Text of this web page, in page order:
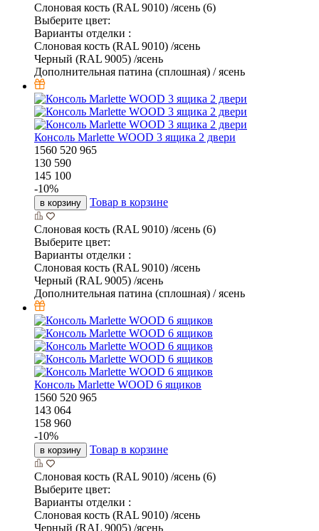
Слоновая кость (RAL 9010) /ясень (6)
Выберите цвет:
Варианты отделки :
Слоновая кость (RAL 9010) /ясень
Черный (RAL 9005) /ясень
Дополнительная патина (сплошная) / ясень
Консоль Marlette WOOD 3 ящика 2 двери
1560 520 965
130 590
145 100
-10%
в корзину Товар в корзине
Слоновая кость (RAL 9010) /ясень (6)
Выберите цвет:
Варианты отделки :
Слоновая кость (RAL 9010) /ясень
Черный (RAL 9005) /ясень
Дополнительная патина (сплошная) / ясень
Консоль Marlette WOOD 6 ящиков
1560 520 965
143 064
158 960
-10%
в корзину Товар в корзине
Слоновая кость (RAL 9010) /ясень (6)
Выберите цвет:
Варианты отделки :
Слоновая кость (RAL 9010) /ясень
Черный (RAL 9005) /ясень